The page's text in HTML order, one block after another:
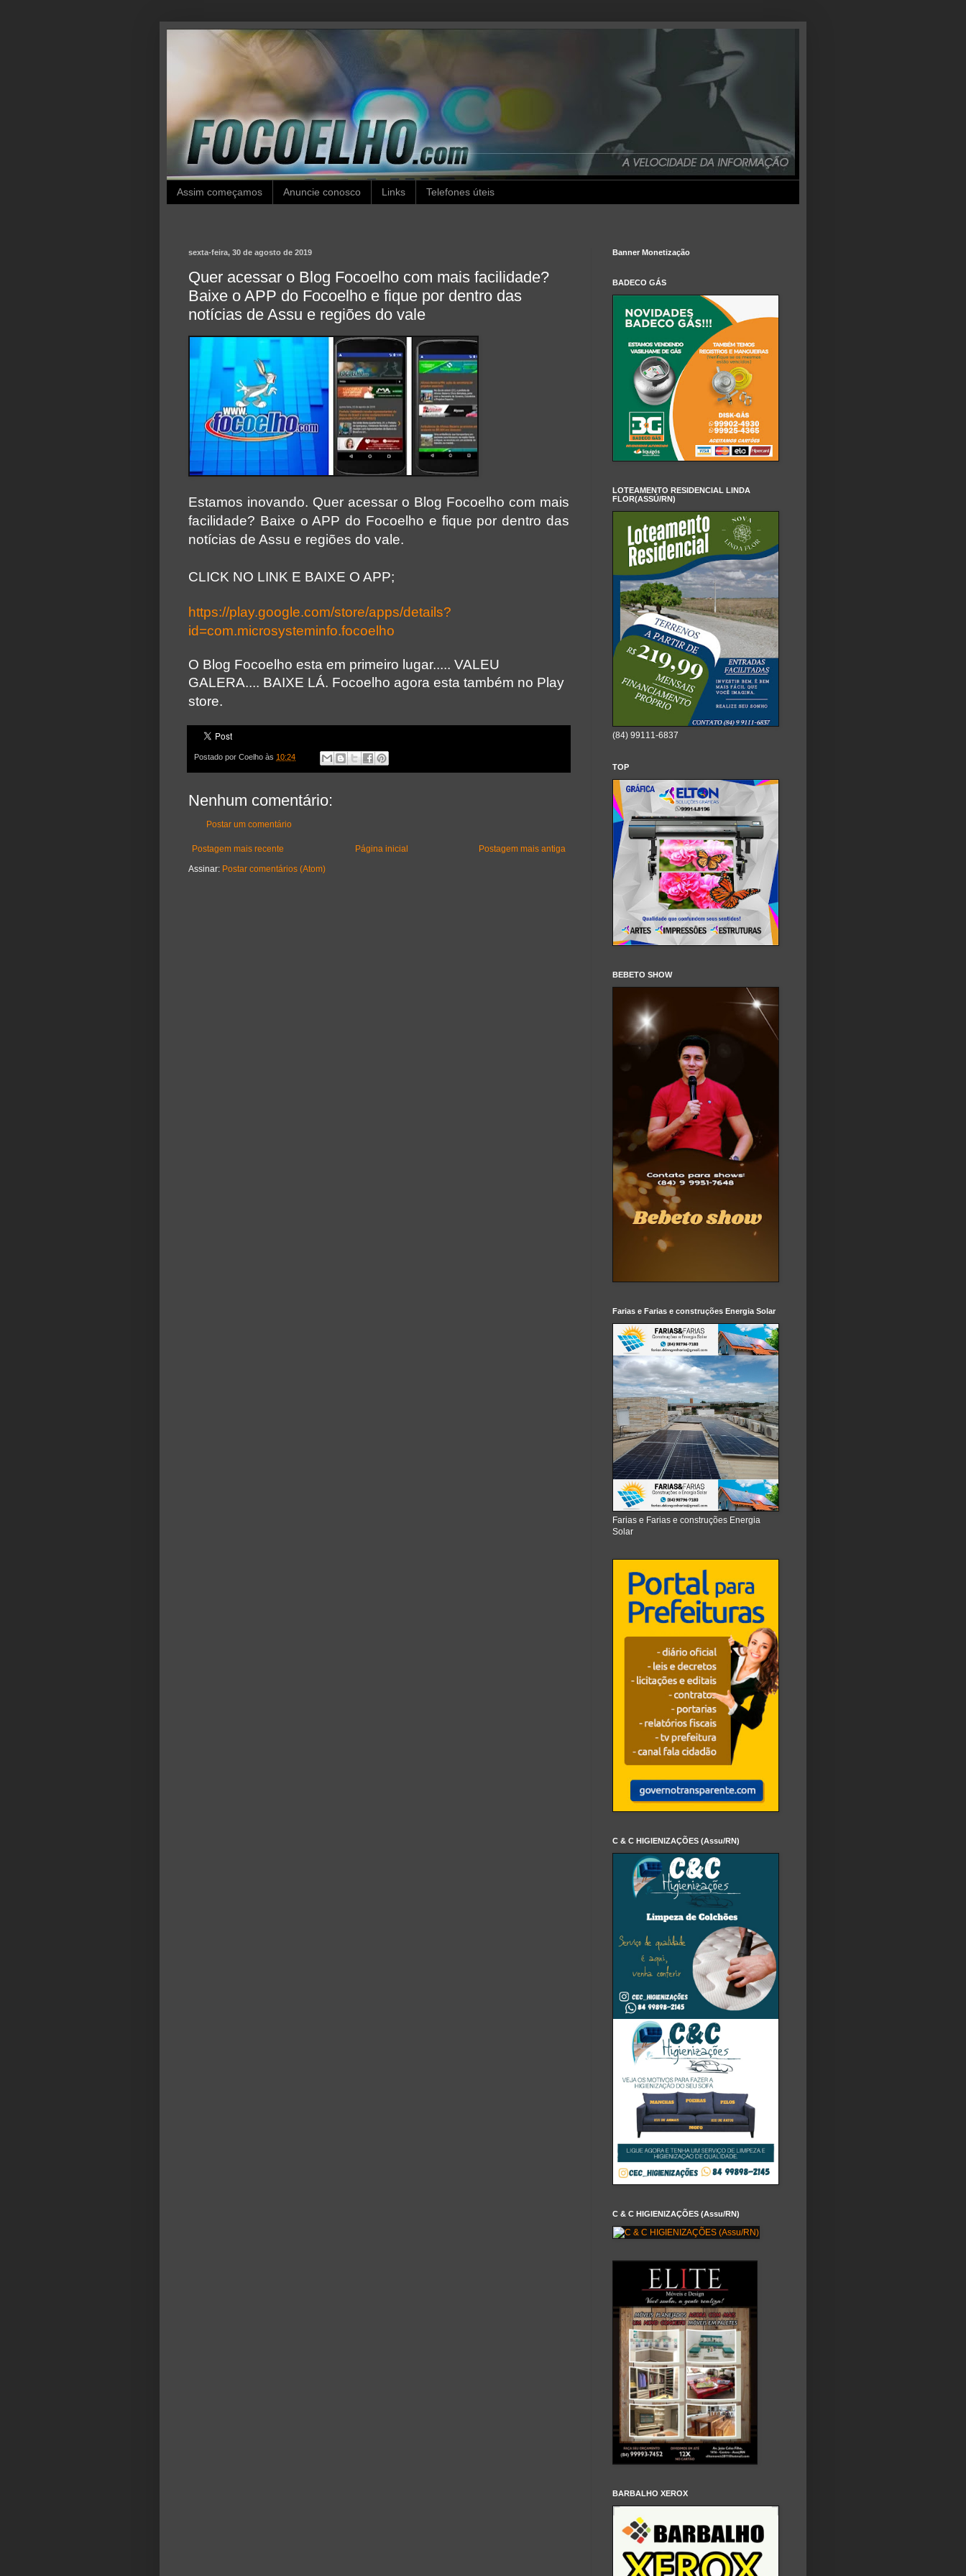
Assim começamos Anuncie conosco Links Telefones úteis
sexta-feira, 30 de agosto de 2019
Quer acessar o Blog Focoelho com mais facilidade?
Baixe o APP do Focoelho e fique por dentro das
notícias de Assu e regiões do vale
Estamos inovando. Quer acessar o Blog Focoelho com mais
facilidade? Baixe o APP do Focoelho e fique por dentro das
notícias de Assu e regiões do vale.
CLICK NO LINK E BAIXE O APP;
https://play.google.com/store/apps/details?
id=com.microsysteminfo.focoelho
O Blog Focoelho esta em primeiro lugar..... VALEU
GALERA.... BAIXE LÁ. Focoelho agora esta também no Play
store.
Postado por Coelho às 10:24
Nenhum comentário:
Postar um comentário
Postagem mais recente Postagem mais antiga
Página inicial
Assinar: Postar comentários (Atom)
Banner Monetização
BADECO GÁS
LOTEAMENTO RESIDENCIAL LINDA
FLOR(ASSÚ/RN)
(84) 99111-6837
TOP
BEBETO SHOW
Farias e Farias e construções Energia Solar
Farias e Farias e construções Energia
Solar
C & C HIGIENIZAÇÕES (Assu/RN)
C & C HIGIENIZAÇÕES (Assu/RN)
BARBALHO XEROX